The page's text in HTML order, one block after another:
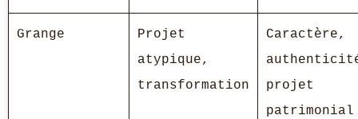
Grange
Projet
atypique,
transformation
Caractère,
projet
patrimonial